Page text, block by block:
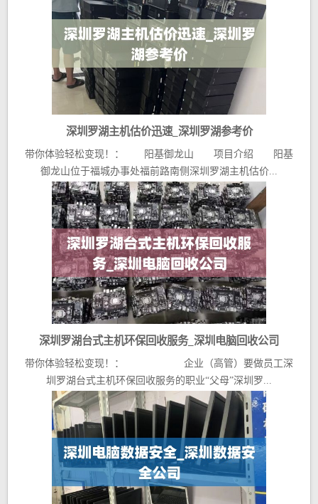
深圳罗湖主机估价迅速_深圳罗湖参考价
带你体验轻松变现！： 阳基御龙山 项目介绍 阳基
御龙山位于福城办事处福前路南侧深圳罗湖主机估价...
深圳罗湖台式主机环保回收服务_深圳电脑回收公司
带你体验轻松变现！： 企业（高管）要做员工深
圳罗湖台式主机环保回收服务的职业“父母”深圳罗...